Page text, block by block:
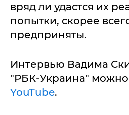
вряд ли удастся их
попытки, скорее
предприняты.
Интервью Вадима
"РБК-Украина" можно
YouTube.